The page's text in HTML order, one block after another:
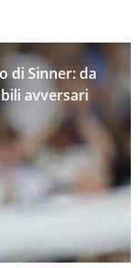
di Sinner: da
avversari